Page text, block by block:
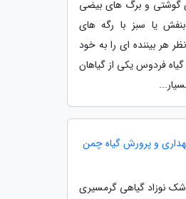
گوشتی و برگ های بیضی
یا سبز با رگه های
هر بیننده ای را به خود
فردوس یکی از گیاهان
و پرورش گیاه چمن
نوزاد گیاهی گرمسیری